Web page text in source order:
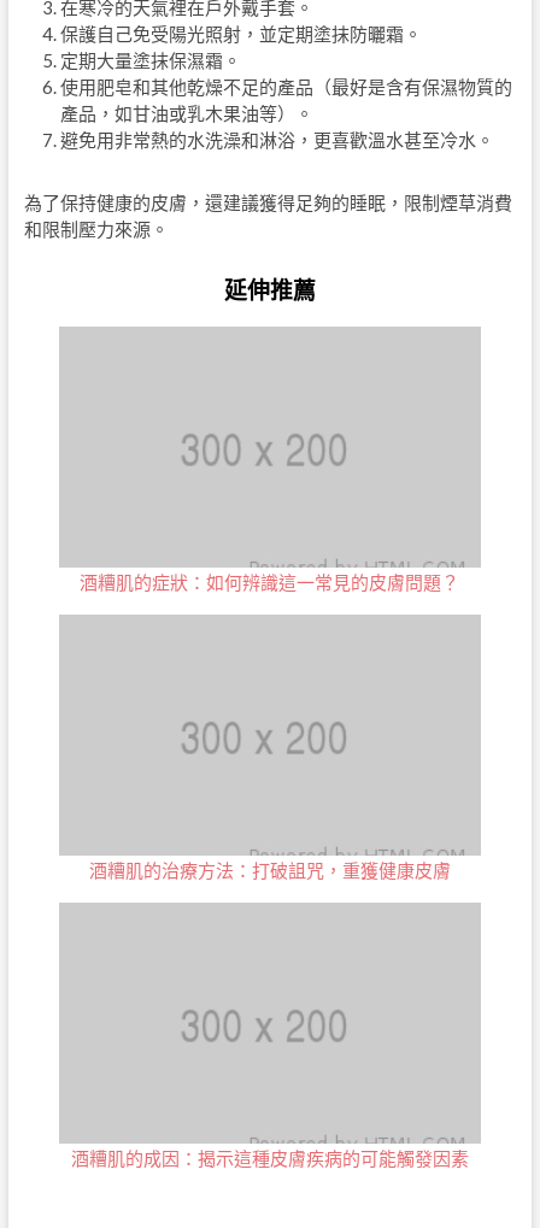
在寒冷的天氣裡在戶外戴手套。
保護自己免受陽光照射，並定期塗抹防曬霜。
定期大量塗抹保濕霜。
使用肥皂和其他乾燥不足的產品（最好是含有保濕物質的
產品，如甘油或乳木果油等）。
避免用非常熱的水洗澡和淋浴，更喜歡溫水甚至冷水。
為了保持健康的皮膚，還建議獲得足夠的睡眠，限制煙草消費
和限制壓力來源。
延伸推薦
酒糟肌的症狀：如何辨識這一常見的皮膚問題？
酒糟肌的治療方法：打破詛咒，重獲健康皮膚
酒糟肌的成因：揭示這種皮膚疾病的可能觸發因素